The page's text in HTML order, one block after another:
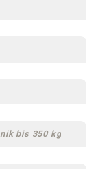
bis 350 kg